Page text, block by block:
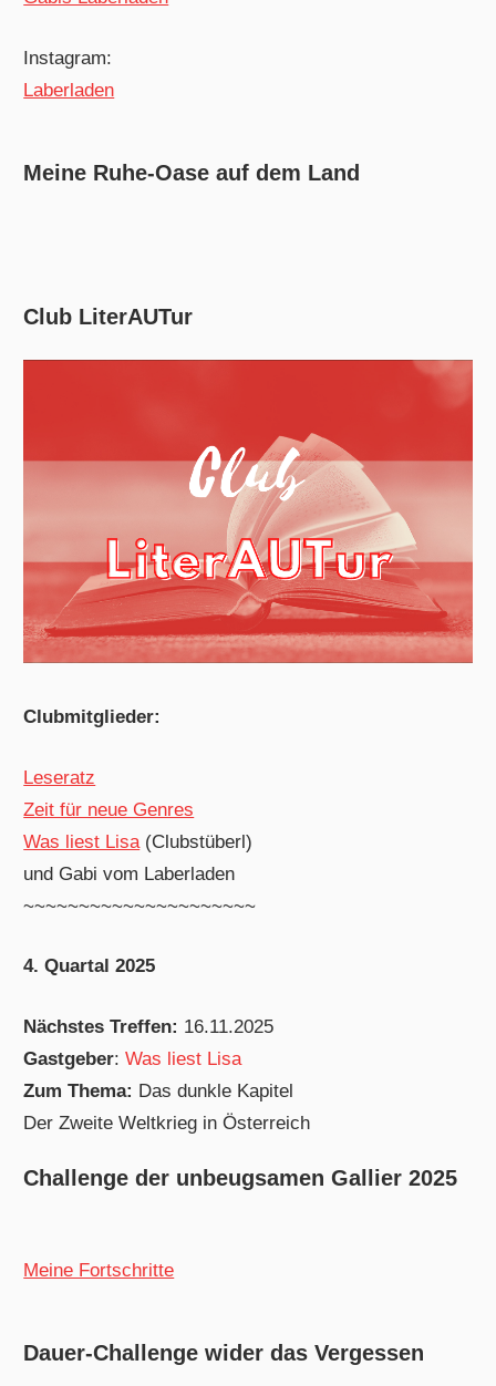
Instagram:
Laberladen
Meine Ruhe-Oase auf dem Land
Club LiterAUTur
Clubmitglieder:
Leseratz
Zeit für neue Genres
Was liest Lisa(Clubstüberl)
und Gabi vom Laberladen
~~~~~~~~~~~~~~~~~~~~~
4. Quartal 2025
Nächstes Treffen: 16.11.2025
Gastgeber:Was liest Lisa
Zum Thema: Das dunkle Kapitel
Der Zweite Weltkrieg in Österreich
Challenge der unbeugsamen Gallier 2025
Meine Fortschritte
Dauer-Challenge wider das Vergessen